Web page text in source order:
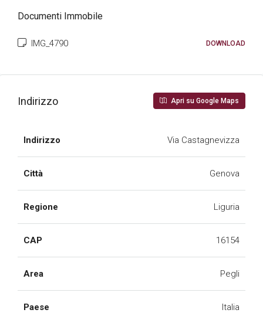
Documenti Immobile
IMG_4790 DOWNLOAD
Indirizzo Apri su Google Maps
Indirizzo Via Castagnevizza
Città Genova
Regione Liguria
CAP 16154
Area Pegli
Paese Italia